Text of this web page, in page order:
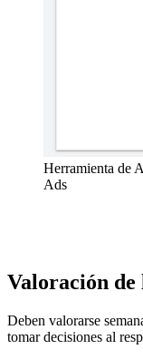
Herramienta de
Ads
Valoración de
Deben valorarse
tomar decisiones al